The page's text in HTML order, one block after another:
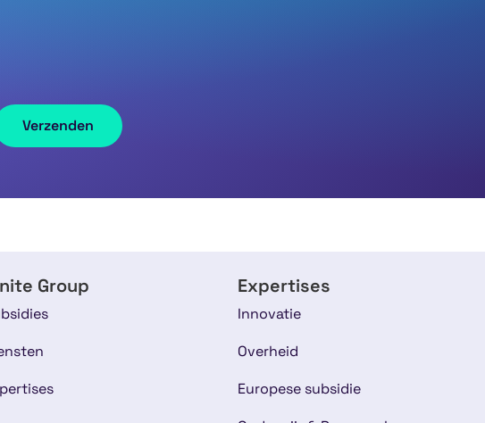
Group Expertises
Innovatie
Overheid
Europese subsidie